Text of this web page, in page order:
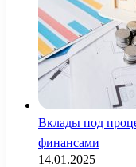
Вклады под
финансами
14.01.2025